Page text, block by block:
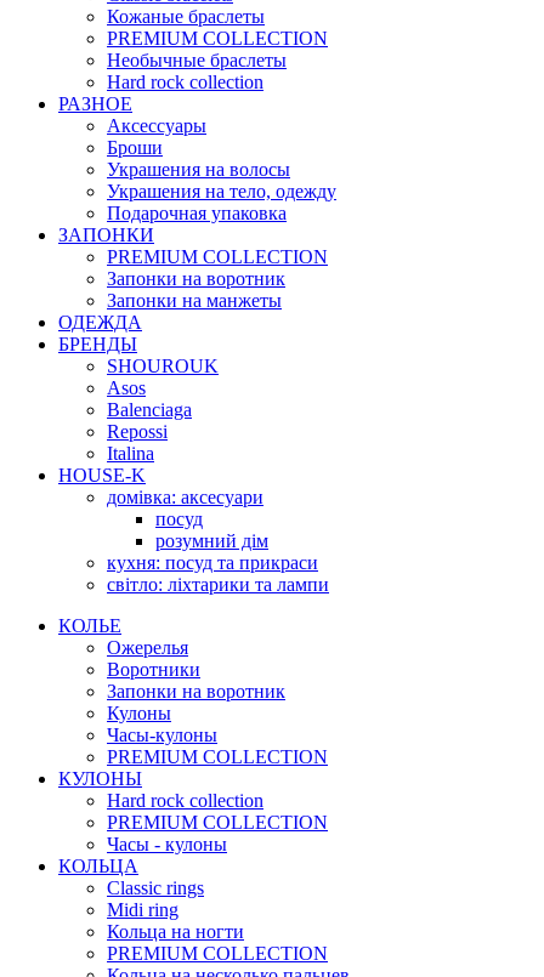
Кожаные браслеты
PREMIUM COLLECTION
Необычные браслеты
Hard rock collection
РАЗНОЕ
Аксессуары
Броши
Украшения на волосы
Украшения на тело, одежду
Подарочная упаковка
ЗАПОНКИ
PREMIUM COLLECTION
Запонки на воротник
Запонки на манжеты
ОДЕЖДА
БРЕНДЫ
SHOUROUK
Asos
Balenciaga
Repossi
Italina
HOUSE-K
домівка: аксесуари
посуд
розумний дім
кухня: посуд та прикраси
світло: ліхтарики та лампи
КОЛЬЕ
Ожерелья
Воротники
Запонки на воротник
Кулоны
Часы-кулоны
PREMIUM COLLECTION
КУЛОНЫ
Hard rock collection
PREMIUM COLLECTION
Часы - кулоны
КОЛЬЦА
Classic rings
Midi ring
Кольца на ногти
PREMIUM COLLECTION